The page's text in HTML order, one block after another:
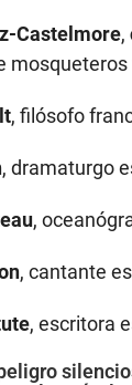
Castelmore,
, filósofo
, dramaturgo
,
, cantante
, escritora